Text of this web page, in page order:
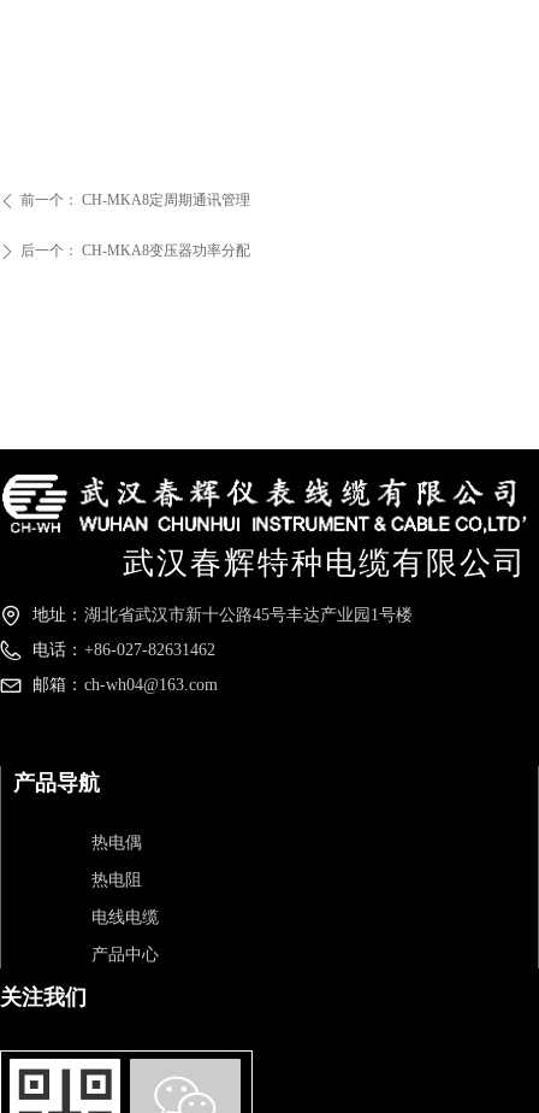
ꄴ 前一个： CH-MKA8定周期通讯管理
ꄲ 后一个： CH-MKA8变压器功率分配
地址： 湖北省武汉市新十公路45号丰达产业园1号楼
电话： +86-027-82631462
邮箱： ch-wh04@163.com
武汉春辉特种电缆有限公司
热电偶
热电阻
电线电缆
产品中心
产品导航
关注我们